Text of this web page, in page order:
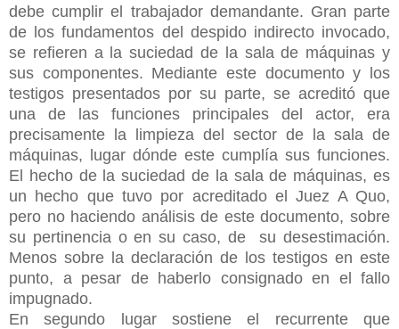
debe cumplir el trabajador demandante. Gran parte
de los fundamentos del despido indirecto invocado,
se refieren a la suciedad de la sala de máquinas y
sus componentes. Mediante este documento y los
testigos presentados por su parte, se acreditó que
una de las funciones principales del actor, era
precisamente la limpieza del sector de la sala de
máquinas, lugar dónde este cumplía sus funciones.
El hecho de la suciedad de la sala de máquinas, es
un hecho que tuvo por acreditado el Juez A Quo,
pero no haciendo análisis de este documento, sobre
su pertinencia o en su caso, desu desestimación.
Menos sobre la declaración de los testigos en este
punto, a pesar de haberlo consignado en el fallo
impugnado.
En segundo lugar sostiene el recurrente que